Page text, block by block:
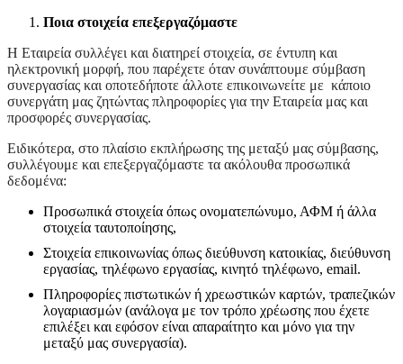
Ποια στοιχεία επεξεργαζόμαστε
Η Εταιρεία συλλέγει και διατηρεί στοιχεία, σε έντυπη και
ηλεκτρονική μορφή, που παρέχετε όταν συνάπτουμε σύμβαση
συνεργασίας και οποτεδήποτε άλλοτε επικοινωνείτε με κάποιο
συνεργάτη μας ζητώντας πληροφορίες για την Εταιρεία μας και
προσφορές συνεργασίας.
Ειδικότερα, στο πλαίσιο εκπλήρωσης της μεταξύ μας σύμβασης,
συλλέγουμε και επεξεργαζόμαστε τα ακόλουθα προσωπικά
δεδομένα:
Προσωπικά στοιχεία όπως ονοματεπώνυμο, ΑΦΜ ή άλλα
στοιχεία ταυτοποίησης,
Στοιχεία επικοινωνίας όπως διεύθυνση κατοικίας, διεύθυνση
εργασίας, τηλέφωνο εργασίας, κινητό τηλέφωνο, email.
Πληροφορίες πιστωτικών ή χρεωστικών καρτών, τραπεζικών
λογαριασμών (ανάλογα με τον τρόπο χρέωσης που έχετε
επιλέξει και εφόσον είναι απαραίτητο και μόνο για την
μεταξύ μας συνεργασία).